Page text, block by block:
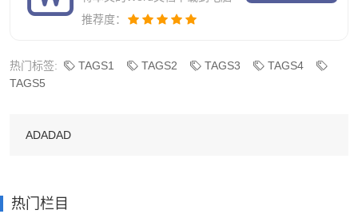
——《绿皮书》
18、在变幻的生命里，岁月，原是最大的小偷。
推荐度：
热门标签: TAGS1 TAGS2 TAGS3
TAGS4
TAGS5
ADADAD
热门栏目